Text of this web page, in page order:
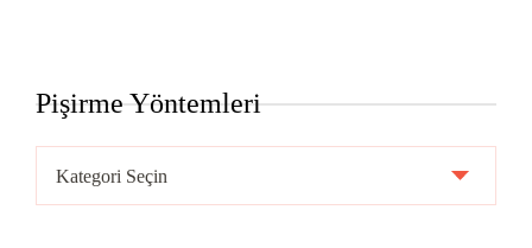
Pişirme Yöntemleri
Yöntemleri